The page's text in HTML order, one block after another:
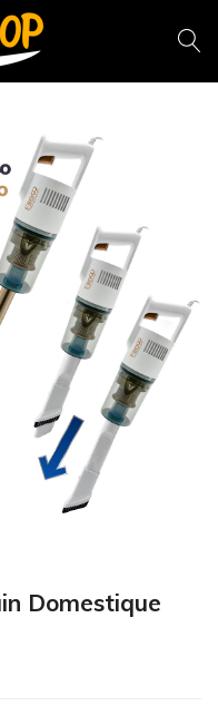
Domestique